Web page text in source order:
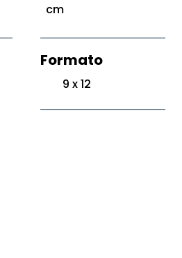
cm
Formato
9 x 12